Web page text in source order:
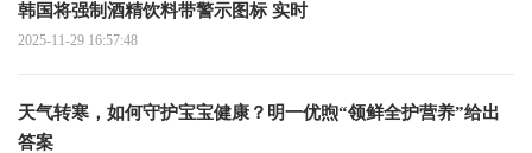
韩国将强制酒精饮料带警示图标 实时
2025-11-29 16:57:48
天气转寒，如何守护宝宝健康？明一优煦“领鲜全护营养”给出
答案